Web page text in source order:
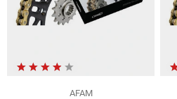
AFAM